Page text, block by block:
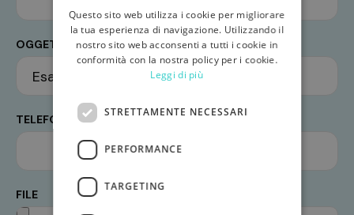
OGGETTO*
TELEFONO
FILE
Questo sito web utilizza i cookie per migliorare
la tua esperienza di navigazione. Utilizzando il
nostro sito web acconsenti a tutti i cookie in
conformità con la nostra policy per i cookie.
Leggi di più
STRETTAMENTE NECESSARI
PERFORMANCE
TARGETING